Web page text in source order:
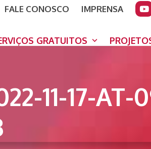
FALE CONOSCO
IMPRENSA
GRATUITOS
11-17-AT-